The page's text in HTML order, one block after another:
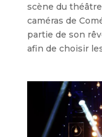
scène du
caméras de
partie de son
afin de choisir